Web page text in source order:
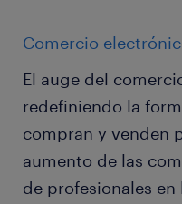
Comercio
El auge del
redefiniendo la
compran y venden
aumento de las
de profesionales